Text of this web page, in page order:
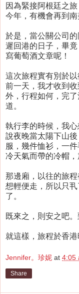
因為緊接阿根廷之
今年，有機會再到
於是，當公關公司
遲回港的日子，畢
寫葡萄酒文章呢！
這次旅程實有別於
前一天，我才收到
外，行程如何，完
道。
執行李的時候，我
說夜晚當太陽下山
服，幾件恤衫，一
冷天氣而帶的冷帽，
那邊廂，以往的旅
想輕便走，所以只
了。
既來之，則安之吧。
就這樣，旅程於香港
Jennifer。珍妮 at 4:05
Share